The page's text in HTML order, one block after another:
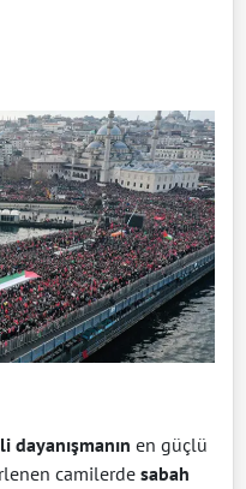
dayanışmanın en güçlü
camilerde sabah